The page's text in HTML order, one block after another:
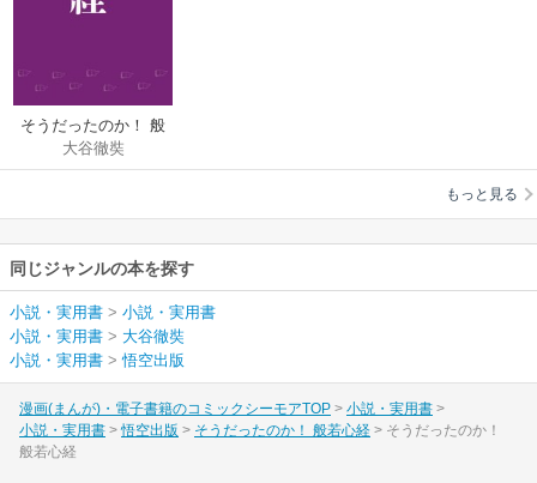
そうだったのか！ 般
若心経
大谷徹奘
もっと見る
同じジャンルの本を探す
小説・実用書 > 小説・実用書
小説・実用書 > 大谷徹奘
小説・実用書 >悟空出版
漫画(まんが)・電子書籍のコミックシーモアTOP
小説・実用書
小説・実用書
悟空出版 そうだったのか！ 般若心経
そうだったのか！
般若心経